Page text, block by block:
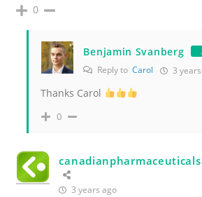
0
Benjamin Svanberg
Reply toCarol 3
Thanks Carol
0
3 years ago